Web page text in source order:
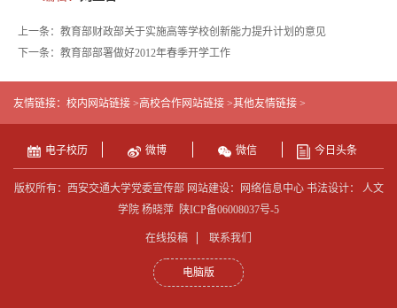
上一条：教育部财政部关于实施高等学校创新能力提升计划的意见
下一条：教育部部署做好2012年春季开学工作
友情链接： 校内网站链接 >高校合作网站链接 >其他友情链接 >
电子校历 微博 微信 今日头条
版权所有：西安交通大学党委宣传部 网站建设：网络信息中心 书法设计： 人文
学院 杨晓萍 陕ICP备06008037号-5
在线投稿 联系我们
电脑版